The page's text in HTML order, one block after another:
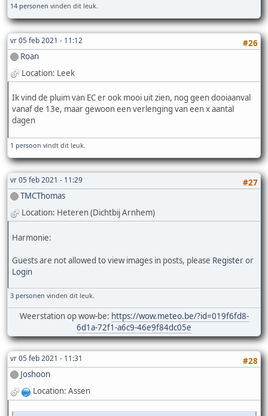
14 personen vinden dit leuk.
vr 05 feb 2021 - 11:12
#26
Roan
Location: Leek
Ik vind de pluim van EC er ook mooi uit zien, nog geen dooiaanval
vanaf de 13e, maar gewoon een verlenging van een x aantal
dagen
1 persoon vindt dit leuk.
vr 05 feb 2021 - 11:29
#27
TMCThomas
Location: Heteren (Dichtbij Arnhem)
Harmonie:
Guests are not allowed to view images in posts, please Registeror
Login
3 personen vinden dit leuk.
Weerstation op wow-be: https://wow.meteo.be/?id=019f6fd8-
6d1a-72f1-a6c9-46e9f84dc05e
vr 05 feb 2021 - 11:31
#28
Joshoon
Location: Assen